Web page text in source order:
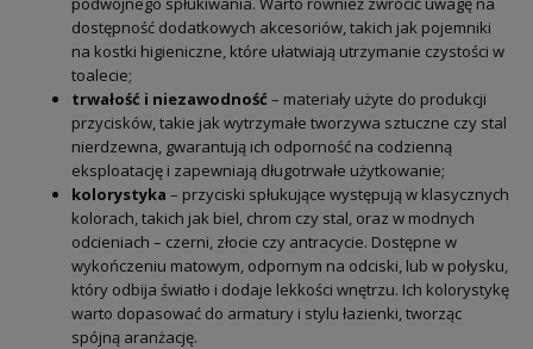
dostępność dodatkowych akcesoriów, takich jak pojemniki
na kostki higieniczne, które ułatwiają utrzymanie czystości w
toalecie;
trwałość i niezawodność – materiały użyte do produkcji
przycisków, takie jak wytrzymałe tworzywa sztuczne czy stal
nierdzewna, gwarantują ich odporność na codzienną
eksploatację i zapewniają długotrwałe użytkowanie;
kolorystyka – przyciski spłukujące występują w klasycznych
kolorach, takich jak biel, chrom czy stal, oraz w modnych
odcieniach – czerni, złocie czy antracycie. Dostępne w
wykończeniu matowym, odpornym na odciski, lub w połysku,
który odbija światło i dodaje lekkości wnętrzu. Ich kolorystykę
warto dopasować do armatury i stylu łazienki, tworząc
spójną aranżację.